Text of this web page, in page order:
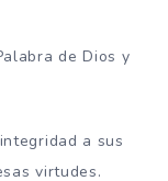
de Dios y
a sus
virtudes.